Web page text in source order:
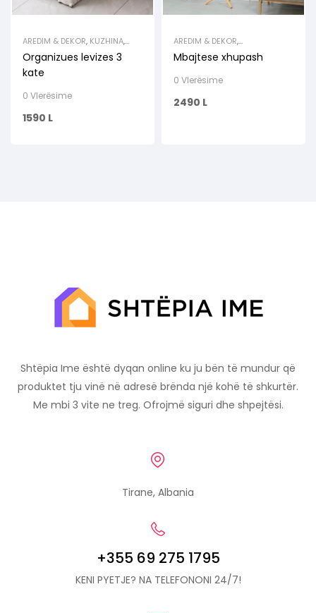
AREDIM & DEKOR, KUZHINA,
MBAJTESE FRUTASH
MBAJTESE
VAJI & LENGJESH,RAFTE
Organizues levizes 3
kate
0 Vlerësime
1590 L
AREDIM & DEKOR,
ORGANIZUESE
RAFTE & VARESE
Mbajtese xhupash
0 Vlerësime
2490 L
Shtëpia Ime është dyqan online ku ju bën të mundur që
produktet tju vinë në adresë brënda një kohë të shkurtër.
Me mbi 3 vite ne treg. Ofrojmë siguri dhe shpejtësi.
Tirane, Albania
+355 69 275 1795
KENI PYETJE? NA TELEFONONI 24/7!